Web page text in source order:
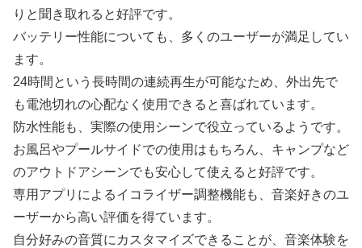
りと聞き取れると好評です。
バッテリー性能についても、多くのユーザーが満足してい
ます。
24時間という長時間の連続再生が可能なため、外出先で
も電池切れの心配なく使用できると喜ばれています。
防水性能も、実際の使用シーンで役立っているようです。
お風呂やプールサイドでの使用はもちろん、キャンプなど
のアウトドアシーンでも安心して使えると好評です。
専用アプリによるイコライザー調整機能も、音楽好きのユ
ーザーから高い評価を得ています。
自分好みの音質にカスタマイズできることが、音楽体験を